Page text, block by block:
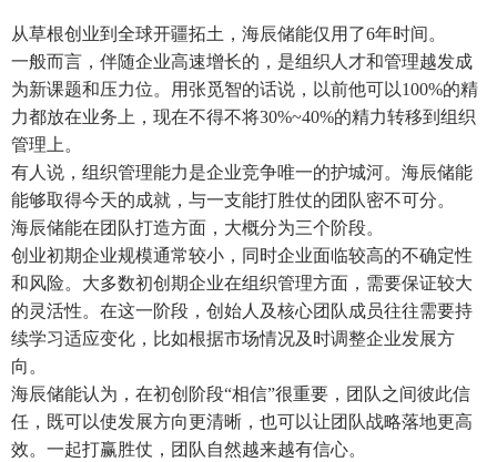
从草根创业到全球开疆拓土，海辰储能仅用了6年时间。
一般而言，伴随企业高速增长的，是组织人才和管理越发成
为新课题和压力位。用张觅智的话说，以前他可以100%的精
力都放在业务上，现在不得不将30%~40%的精力转移到组织
管理上。
有人说，组织管理能力是企业竞争唯一的护城河。海辰储能
能够取得今天的成就，与一支能打胜仗的团队密不可分。
海辰储能在团队打造方面，大概分为三个阶段。
创业初期企业规模通常较小，同时企业面临较高的不确定性
和风险。大多数初创期企业在组织管理方面，需要保证较大
的灵活性。在这一阶段，创始人及核心团队成员往往需要持
续学习适应变化，比如根据市场情况及时调整企业发展方
向。
海辰储能认为，在初创阶段“相信”很重要，团队之间彼此信
任，既可以使发展方向更清晰，也可以让团队战略落地更高
效。一起打赢胜仗，团队自然越来越有信心。